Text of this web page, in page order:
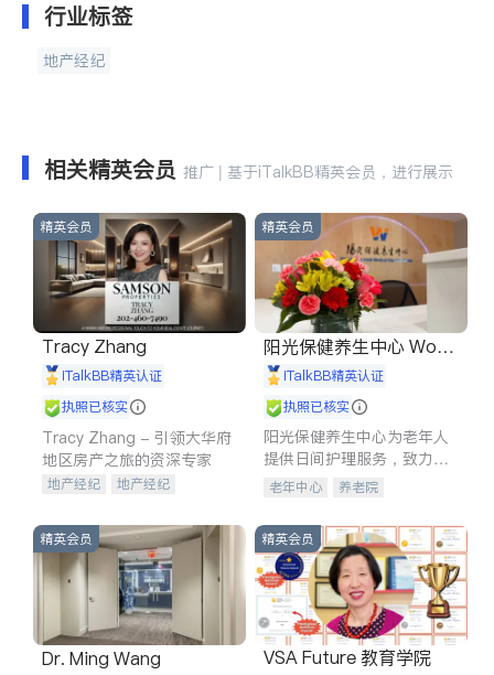
行业标签
地产经纪
相关精英会员 推广 | 基于iTalkBB精英会员，进行展示
精英会员
Tracy Zhang
iTalkBB精英认证
执照已核实
Tracy Zhang - 引领大华府
地区房产之旅的资深专家
地产经纪
地产经纪
商铺租售
开发商建商
精英会员
阳光保健养生中心 World
shine
iTalkBB精英认证
执照已核实
阳光保健养生中心为老年人
提供日间护理服务，致力于
通过持续的护理创新来有效
老年中心 养老院
精英会员
Dr. Ming Wang
精英会员
VSA Future 教育学院